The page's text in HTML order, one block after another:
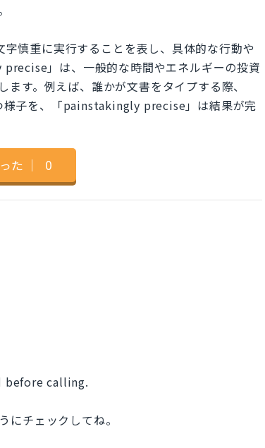
慎重に実行することを表し、具体的な行動や
」は、一般的な時間やエネルギーの投資
す。例えば、誰かが文書をタイプする際、
子を、「painstakingly precise」は結果が完
た ｜ 0
before calling.
にチェックしてね。